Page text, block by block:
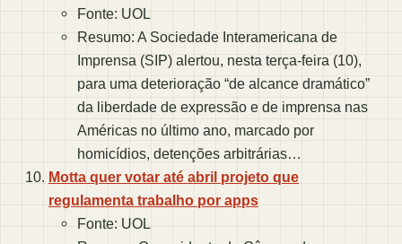
Fonte: UOL
Resumo: A Sociedade Interamericana de
Imprensa (SIP) alertou, nesta terça-feira (10),
para uma deterioração “de alcance dramático”
da liberdade de expressão e de imprensa nas
Américas no último ano, marcado por
homicídios, detenções arbitrárias…
Motta quer votar até abril projeto que
regulamenta trabalho por apps
Fonte: UOL